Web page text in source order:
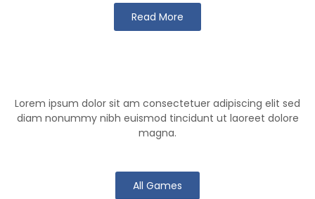
Read More
Lorem ipsum dolor sit am consectetuer adipiscing elit sed
diam nonummy nibh euismod tincidunt ut laoreet dolore
magna.
All Games